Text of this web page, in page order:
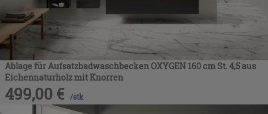
Ablage für Aufsatzbadwaschbecken OXYGEN 160 cm St. 4,5 aus
Eichennaturholz mit Knorren
499,00 € /stk